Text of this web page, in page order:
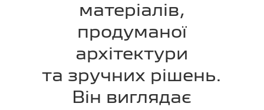
матеріалів,
продуманої
архітектури
та зручних рішень.
Він виглядає